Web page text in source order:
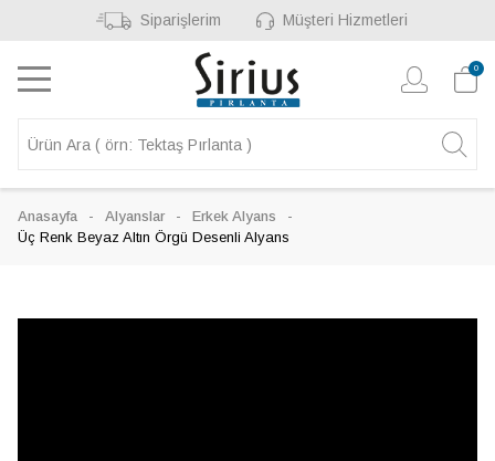
Siparişlerim Müşteri Hizmetleri
0
Anasayfa Alyanslar
Erkek Alyans
Üç Renk Beyaz Altın Örgü Desenli Alyans